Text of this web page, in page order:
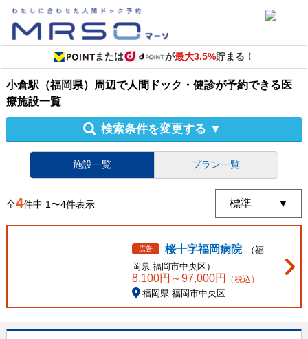
または が最大3.5%貯まる！
小倉駅（福岡県）周辺で人間ドック・健診が予約できる医
療施設一覧
検索条件を変更する ▼
施設一覧 プラン一覧
全4件中 1〜4件表示
広告 桜十字福岡病院 （福
岡県 福岡市中央区）
8,100円～97,000円 （税込）
福岡県 福岡市中央区